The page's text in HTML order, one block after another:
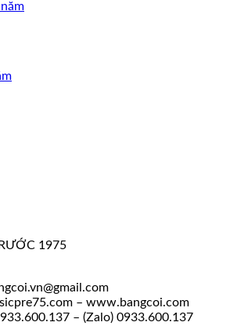
1975
– www.bangcoi.com
– (Zalo) 0933.600.137